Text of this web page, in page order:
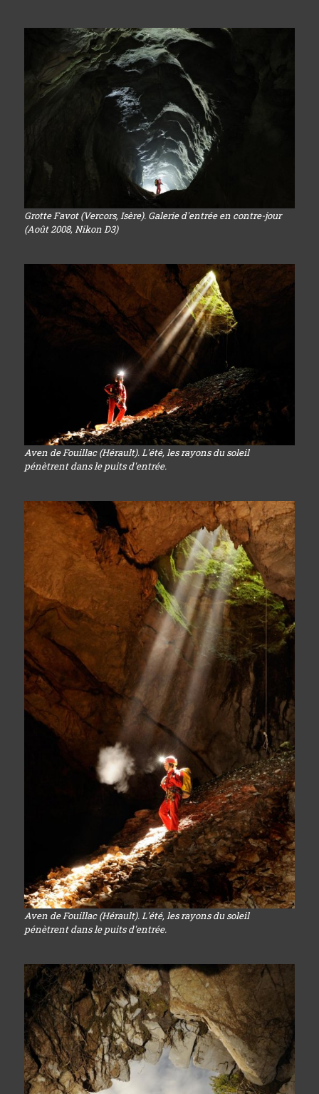
Grotte Favot (Vercors, Isère). Galerie d'entrée en contre-jour
(Août 2008, Nikon D3)
Aven de Fouillac (Hérault). L'été, les rayons du soleil
pénètrent dans le puits d'entrée.
Aven de Fouillac (Hérault). L'été, les rayons du soleil
pénètrent dans le puits d'entrée.